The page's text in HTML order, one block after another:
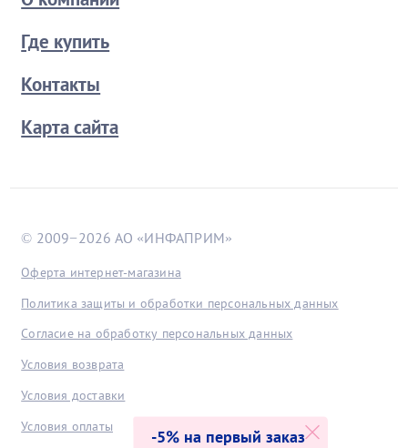
Где купить
Контакты
Карта сайта
© 2009−2026 АО «ИНФАПРИМ»
Оферта интернет-магазина
Политика защиты и обработки персональных данных
Согласие на обработку персональных данных
Условия возврата
Условия доставки
Условия оплаты
-5% на первый заказ